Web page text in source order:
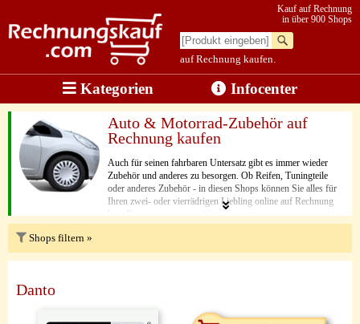
auf Rechnung kaufen.
Kauf auf Rechnung
in über 900 Shops
Kategorien Infocenter
Auto & Motorrad-Zubehör auf
Rechnung kaufen
Auch für seinen fahrbaren Untersatz gibt es immer wieder
Zubehör und anderes zu besorgen. Ob Reifen, Tuningteile
oder anderes Zubehör - in diesen Shops können Sie alles für
Ihren zwei- oder vierrädrigen Liebling online auf Rechnung
bestellen.
Shops filtern »
Danto